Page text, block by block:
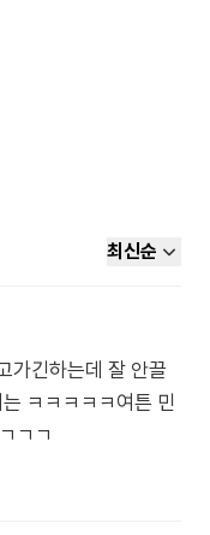
최신순
가긴하는데 잘 안끌
ㅋㅋㅋㅋㅋ여튼 민
ㄱㄱ